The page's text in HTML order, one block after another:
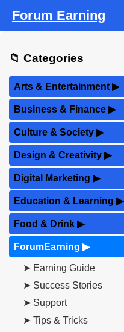
Forum Earning
📁 Categories
Arts & Entertainment▶
Business & Finance ▶
Culture & Society ▶
Design & Creativity ▶
Digital Marketing ▶
Education & Learning ▶
Food & Drink ▶
ForumEarning ▶
➤ Earning Guide
➤ Success Stories
➤ Support
➤ Tips & Tricks